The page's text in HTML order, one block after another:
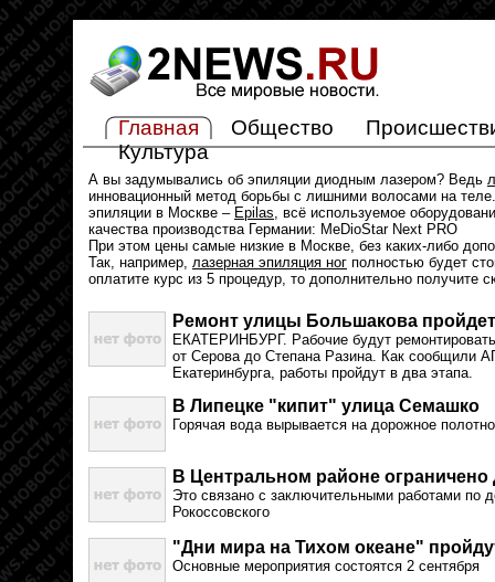
Главная Общество
Культура
А вы задумывались об эпиляции диодным лазером? Ведь
инновационный метод борьбы с лишними волосами на
эпиляции в Москве – Epilas, всё используемое
качества производства Германии: MeDioStar Next PRO
При этом цены самые низкие в Москве, без каких-либо
Так, например, лазерная эпиляция ног полностью будет
оплатите курс из 5 процедур, то дополнительно получите
Ремонт улицы Большакова
ЕКАТЕРИНБУРГ. Рабочие будут
от Серова до Степана Разина. Как сообщили
Екатеринбурга, работы пройдут в два этапа.
В Липецке "кипит" улица Семашко
Горячая вода вырывается на дорожное
В Центральном районе ограничено
Это связано с заключительными работами по
Рокоссовского
"Дни мира на Тихом океане"
Основные мероприятия состоятся 2 сентября